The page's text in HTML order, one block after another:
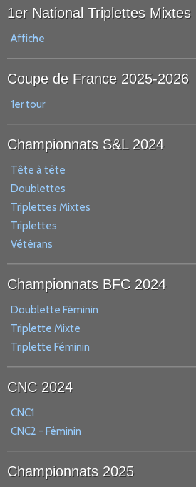
1er National Triplettes Mixtes
Affiche
Coupe de France 2025-2026
1er tour
Championnats S&L 2024
Tête à tête
Doublettes
Triplettes Mixtes
Triplettes
Vétérans
Championnats BFC 2024
Doublette Féminin
Triplette Mixte
Triplette Féminin
CNC 2024
CNC1
CNC2 - Féminin
Championnats 2025